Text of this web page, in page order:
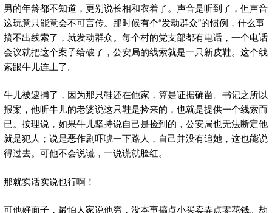
男的年龄都不知道，更别说长相和衣着了。声音是听到了，但声音
这玩意只能意会不可言传。那时候有个“发动群众”的惯例，什么事
搞不出线索了，就发动群众。每个村的党支部都有电话，一个电话
会议就把这个案子给破了，公安局的线索就是一只新皮鞋。这个线
索跟牛儿连上了。
牛儿被逮捕了，因为那只鞋还在他家，算是证据确凿。书记之所以
报案，他听牛儿的老婆说这只鞋是捡来的，也就是提供一个线索而
已。按理说，如果牛儿坚持说自己是捡到的，公安局也无法断定他
就是犯人；说是恶作剧吓唬一下路人，自己并没有追她，这也能说
得过去。可他不会说谎，一说谎就脸红。
那就实话实说也行啊！
可他好面子，最怕人家说他穷，没本事搞点小买卖弄点零花钱。劫